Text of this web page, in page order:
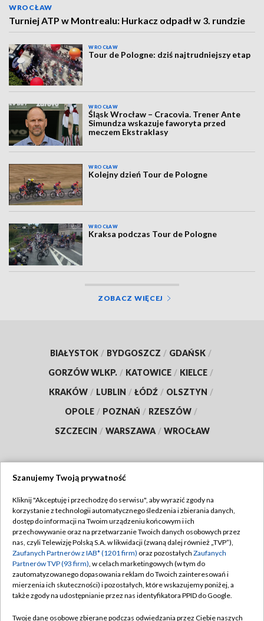
WROCŁAW
Turniej ATP w Montrealu: Hurkacz odpadł w 3. rundzie
WROCŁAW
Tour de Pologne: dziś najtrudniejszy etap
WROCŁAW
Śląsk Wrocław – Cracovia. Trener Ante
Simundza wskazuje faworyta przed
meczem Ekstraklasy
WROCŁAW
Kolejny dzień Tour de Pologne
WROCŁAW
Kraksa podczas Tour de Pologne
ZOBACZ WIĘCEJ
BIAŁYSTOK / BYDGOSZCZ / GDAŃSK /
GORZÓW WLKP. / KATOWICE / KIELCE /
KRAKÓW / LUBLIN / ŁÓDŹ / OLSZTYN /
OPOLE / POZNAŃ / RZESZÓW /
SZCZECIN / WARSZAWA / WROCŁAW
TVP
Abonament TVP
Emisja w TVP
Centrum informacji TVP
Naziemna Telewizja Cyfrowa
Regulamin TVP
Polityka prywatności
Moje zgody
Pomoc
Szanujemy Twoją prywatność
Kliknij "Akceptuję i przechodzę do serwisu", aby wyrazić zgody na
korzystanie z technologii automatycznego śledzenia i zbierania danych,
dostęp do informacji na Twoim urządzeniu końcowym i ich
przechowywanie oraz na przetwarzanie Twoich danych osobowych przez
nas, czyli Telewizję Polską S.A. w likwidacji (zwaną dalej również „TVP”),
Zaufanych Partnerów z IAB* (1201 firm) oraz pozostałych Zaufanych
Partnerów TVP (93 firm), w celach marketingowych (w tym do
zautomatyzowanego dopasowania reklam do Twoich zainteresowań i
mierzenia ich skuteczności) i pozostałych, które wskazujemy poniżej, a
także zgody na udostępnianie przez nas identyfikatora PPID do Google.
Twoje dane osobowe zbierane podczas odwiedzania przez Ciebie naszych